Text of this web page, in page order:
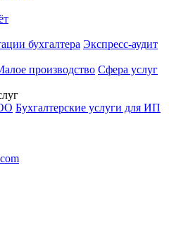
бухгалтера Экспресс-аудит
производство Сфера услуг
Бухгалтерские услуги для ИП